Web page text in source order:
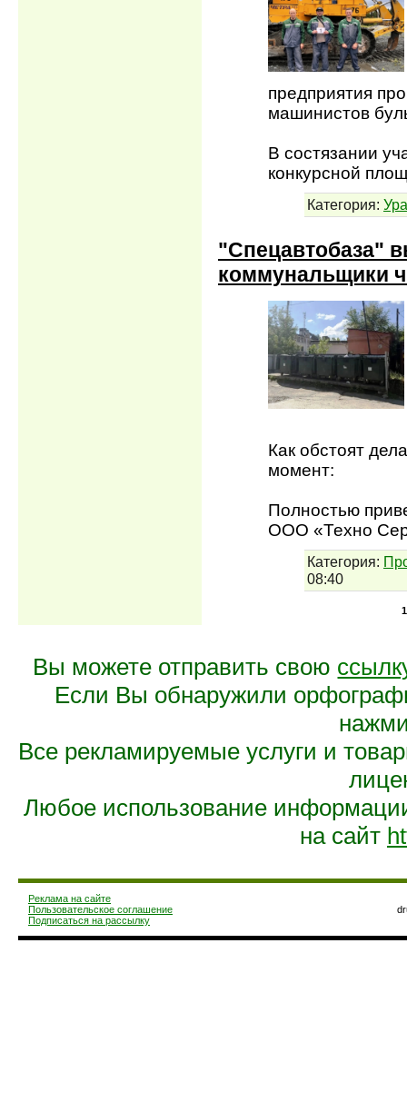
предприятия
машинистов
В состязании
конкурсной
Категория:
"Спецавтобаза"
коммунальщики
Как обстоят
момент:
Полностью
ООО «Техно
Категория:
08:40
Вы можете отправить свою
Если Вы обнаружили
Все рекламируемые услуги и
Любое использование
на сайт
Реклама на сайте
Пользовательское соглашение
Подписаться на рассылку